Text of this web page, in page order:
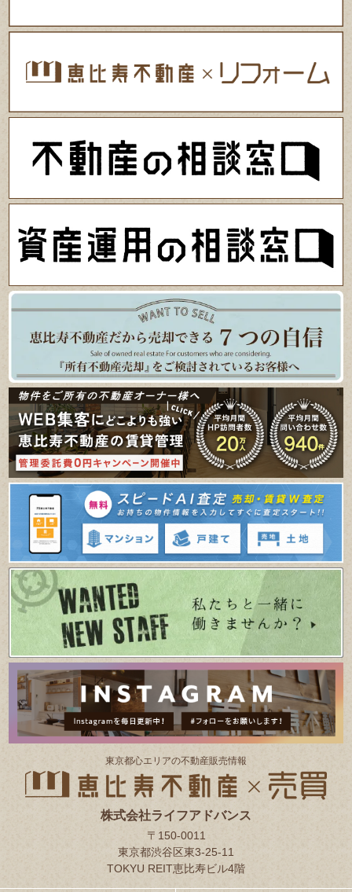
東京都⼼エリアの不動産販売情報
株式会社ライフアドバンス
〒150-0011
東京都渋谷区東3-25-11
TOKYU REIT恵比寿ビル4階